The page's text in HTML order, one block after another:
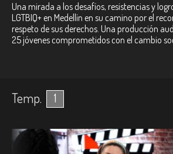
Una mirada a los desafíos, resistencias y
LGTBIQ+ en Medellín en su camino por el
respeto de sus derechos. Una producción
25 jóvenes comprometidos con el cambio
Temp. 1